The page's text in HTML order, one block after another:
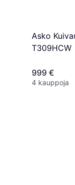
Asko
T309HCW
999 €
4 kauppoja